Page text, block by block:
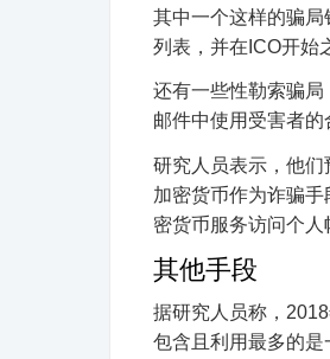
其中一个这样的骗局
列表，并在ICO开始
还有一些性勒索骗
邮件中使用受害者的
研究人员表示，他们
加密货币作为诈骗手
密货币服务访问个人
其他手段
据研究人员称，
包含且利用最多的是